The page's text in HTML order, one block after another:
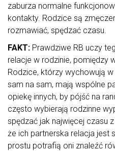
zaburza normalne
kontakty. Rodzice są
rozmawiać, spędzać czasu.
FAKT: Prawdziwe RB uczy
relacje w rodzinie, pomiędzy
Rodzice, którzy wychowują
sam na sam, mają wspólne
opiekę innych, by pójść na
często wybierają rodzinne
spędzać jak najwięcej czasu
że ich partnerska relacja jest
prostu potrafią oni znaleźć